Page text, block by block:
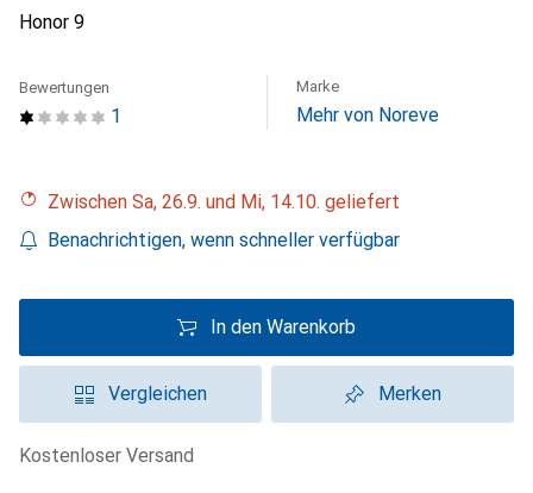
Honor 9
1
Bewertungen Marke
Mehr von Noreve
Zwischen Sa, 26.9. und Mi, 14.10. geliefert
Benachrichtigen, wenn schneller verfügbar
In den Warenkorb
Vergleichen Merken
kostenloser Versand